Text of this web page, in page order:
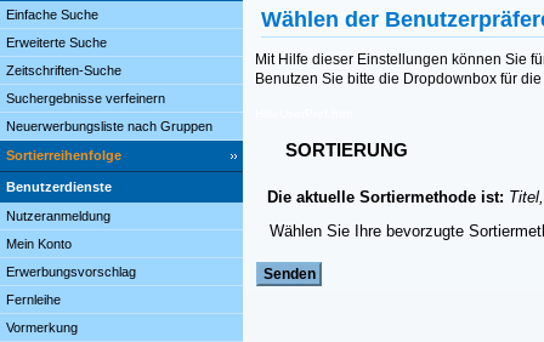
Einfache Suche
Erweiterte Suche
Zeitschriften-Suche
Suchergebnisse verfeinern
Neuerwerbungsliste nach Gruppen
Sortierreihenfolge
Benutzerdienste
Nutzeranmeldung
Mein Konto
Erwerbungsvorschlag
Fernleihe
Vormerkung
Wählen der
Mit Hilfe dieser Einstellungen können Sie
Benutzen Sie bitte die Dropdownbox für
SORTIERUNG
Die aktuelle Sortiermethode ist:
Wählen Sie Ihre bevorzugte